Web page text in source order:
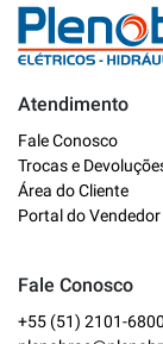
Atendimento
Fale Conosco
Trocas e
Área do Cliente
Portal do Vendedor
Fale Conosco
+55 (51) 2101-6800
Online
Bem vindo a
encontra toda
O que você